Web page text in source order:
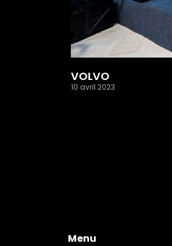
VOLVO
10 avril 2023
Menu